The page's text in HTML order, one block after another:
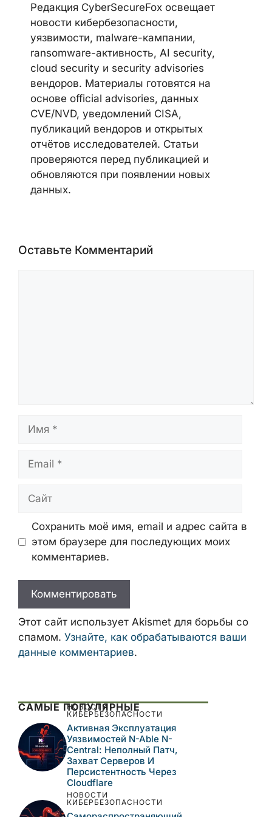
Telegram
LinkedIn
Discord
CYBERSECUREFOX EDITORIAL
TEAM
Редакция CyberSecureFox освещает
новости кибербезопасности,
уязвимости, malware-кампании,
ransomware-активность, AI security,
основе official advisories, данных
CVE/NVD, уведомлений CISA,
Email
Сайт
комментариев.
Этот сайт использует Akismet для борьбы
со спамом.Узнайте, как обрабатываются
ваши данные комментариев